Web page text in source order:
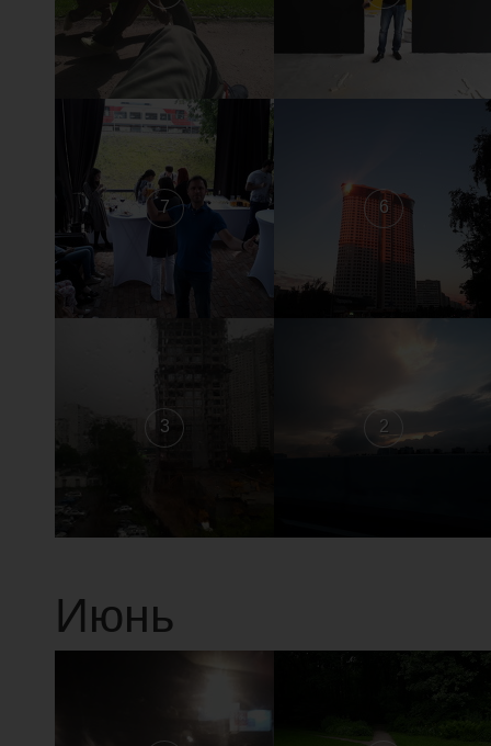
7 6
3 2
Июнь